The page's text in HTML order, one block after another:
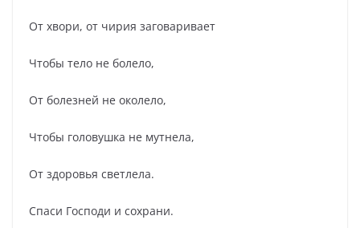
От хвори, от чирия заговаривает
Чтобы тело не болело,
От болезней не околело,
Чтобы головушка не мутнела,
От здоровья светлела.
Спаси Господи и сохрани.